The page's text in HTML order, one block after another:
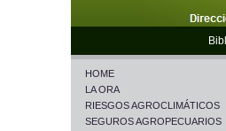
HOME
LA ORA
RIESGOS AGROCLIMÁTICOS
SEGUROS AGROPECUARIOS